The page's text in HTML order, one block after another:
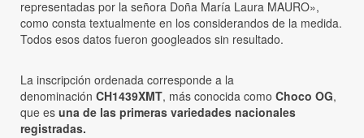
representadas por la señora Doña María Laura MAURO»,
como consta textualmente en los considerandos de la medida.
Todos esos datos fueron googleados sin resultado.
La inscripción ordenada corresponde a la
denominación CH1439XMT, más conocida como Choco OG,
que es una de las primeras variedades nacionales
registradas.